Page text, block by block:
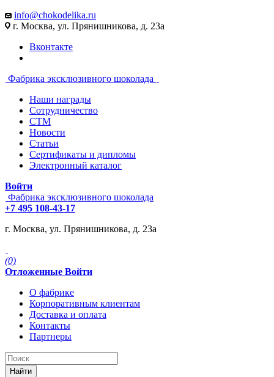
info@chokodelika.ru
г. Москва, ул. Прянишникова, д. 23а
Вконтакте
Фабрика эксклюзивного шоколада
Наши награды
Сотрудничество
СТМ
Новости
Статьи
Сертификаты и дипломы
Электронный каталог
Войти
Фабрика эксклюзивного шоколада
+7 495 108-43-17
г. Москва, ул. Прянишникова, д. 23а
(0)
Отложенные Войти
О фабрике
Корпоративным клиентам
Доставка и оплата
Контакты
Партнеры
Найти